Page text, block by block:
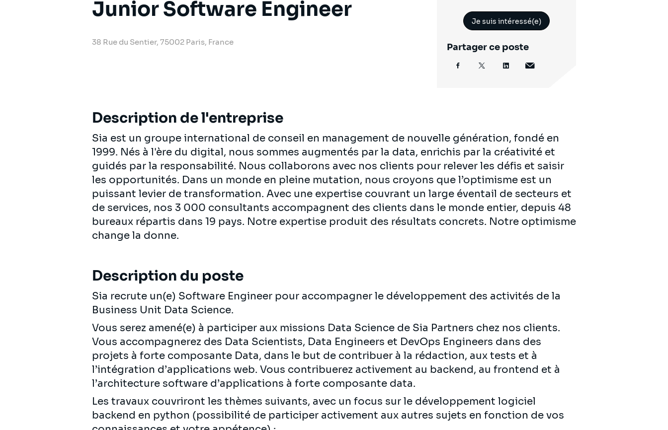
Junior Software Engineer
38 Rue du Sentier, 75002 Paris, France
Je suis intéressé(e)
Partager ce poste
Description de l'entreprise
Sia est un groupe international de conseil en management de nouvelle génération, fondé en
1999. Nés à l'ère du digital, nous sommes augmentés par la data, enrichis par la créativité et
guidés par la responsabilité. Nous collaborons avec nos clients pour relever les défis et saisir
les opportunités. Dans un monde en pleine mutation, nous croyons que l’optimisme est un
puissant levier de transformation. Avec une expertise couvrant un large éventail de secteurs et
de services, nos 3 000 consultants accompagnent des clients dans le monde entier, depuis 48
bureaux répartis dans 19 pays. Notre expertise produit des résultats concrets. Notre optimisme
change la donne.
Description du poste
Sia recrute un(e) Software Engineer pour accompagner le développement des activités de la
Business Unit Data Science.
Vous serez amené(e) à participer aux missions Data Science de Sia Partners chez nos clients.
Vous accompagnerez des Data Scientists, Data Engineers et DevOps Engineers dans des
projets à forte composante Data, dans le but de contribuer à la rédaction, aux tests et à
l’intégration d’applications web. Vous contribuerez activement au backend, au frontend et à
l’architecture software d’applications à forte composante data.
Les travaux couvriront les thèmes suivants, avec un focus sur le développement logiciel
backend en python (possibilité de participer activement aux autres sujets en fonction de vos